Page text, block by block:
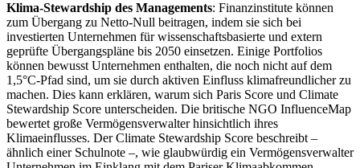
Klima-Stewardship des Managements: Finanzinstitute können
zum Übergang zu Netto-Null beitragen, indem sie sich bei
investierten Unternehmen für wissenschaftsbasierte und extern
geprüfte Übergangspläne bis 2050 einsetzen. Einige Portfolios
können bewusst Unternehmen enthalten, die noch nicht auf dem
1,5°C-Pfad sind, um sie durch aktiven Einfluss klimafreundlicher zu
machen. Dies kann erklären, warum sich Paris Score und Climate
Stewardship Score unterscheiden. Die britische NGO InfluenceMap
bewertet große Vermögensverwalter hinsichtlich ihres
Klimaeinflusses. Der Climate Stewardship Score beschreibt –
ähnlich einer Schulnote –, wie glaubwürdig ein Vermögensverwalter